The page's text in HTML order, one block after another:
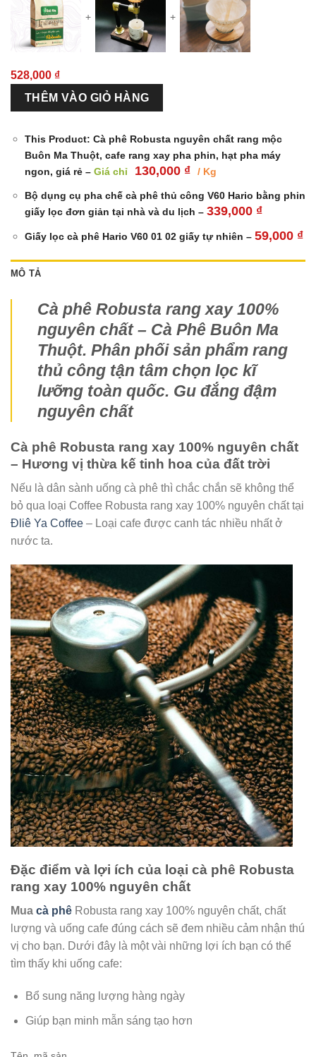
+ +
528,000 ₫
THÊM VÀO GIỎ HÀNG
This Product: Cà phê Robusta nguyên chất rang mộc
Buôn Ma Thuột, cafe rang xay pha phin, hạt pha máy
ngon, giá rẻ – Giá chỉ 130,000 ₫ / Kg
Bộ dụng cụ pha chế cà phê thủ công V60 Hario bằng phin
giấy lọc đơn giản tại nhà và du lịch – 339,000 ₫
Giấy lọc cà phê Hario V60 01 02 giấy tự nhiên – 59,000 ₫
MÔ TẢ
Cà phê Robusta rang xay 100%
nguyên chất– Cà Phê Buôn Ma
Thuột. Phân phối sản phẩm rang
thủ công tận tâm chọn lọc kĩ
lưỡng toàn quốc. Gu đắng đậm
nguyên chất
Cà phê Robusta rang xay 100% nguyên chất
– Hương vị thừa kế tinh hoa của đất trời
Nếu là dân sành uống cà phê thì chắc chắn sẽ không thể
bỏ qua loại Coffee Robusta rang xay 100% nguyên chất tại
Đliê Ya Coffee – Loại cafe được canh tác nhiều nhất ở
nước ta.
Đặc điểm và lợi ích của loại cà phê Robusta
rang xay 100% nguyên chất
Mua cà phê Robusta rang xay 100% nguyên chất, chất
lượng và uống cafe đúng cách sẽ đem nhiều cảm nhận thú
vị cho bạn. Dưới đây là một vài những lợi ích bạn có thể
tìm thấy khi uống cafe:
Bổ sung năng lượng hàng ngày
Giúp bạn minh mẫn sáng tạo hơn